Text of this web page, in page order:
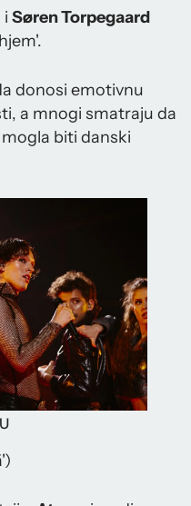
i Søren Torpegaard
donosi emotivnu
a mnogi smatraju da
biti danski